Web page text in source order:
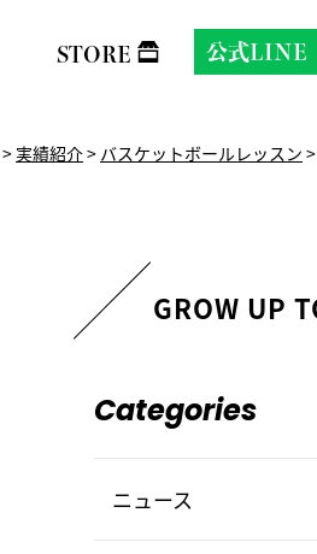
STORE 公式LINE
> 実績紹介> バスケットボールレッスン >
Categories
ニュース